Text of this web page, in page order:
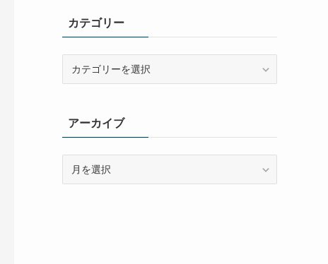
カテゴリー
ーアーカイブ